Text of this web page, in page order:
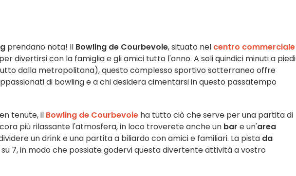
prendano nota! Il Bowling de Courbevoie, situato nel centro commerciale
divertirsi con la famiglia e gli amici tutto l'anno. A soli quindici minuti a piedi
dalla metropolitana), questo complesso sportivo sotterraneo offre
di bowling e a chi desidera cimentarsi in questo passatempo
tenute, il Bowling de Courbevoie ha tutto ciò che serve per una partita di
più rilassante l'atmosfera, in loco troverete anche un bar e un'area
un drink e una partita a biliardo con amici e familiari. La pista da
7, in modo che possiate godervi questa divertente attività a vostro